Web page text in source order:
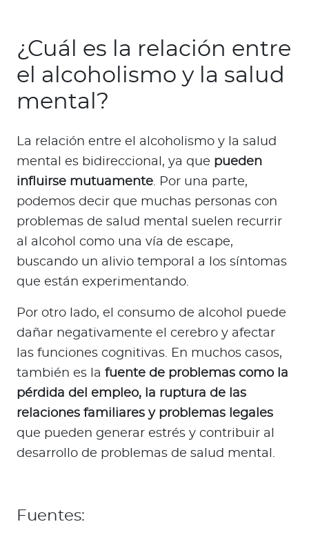
¿Cuál es la relación entre
el alcoholismo y la salud
mental?
La relación entre el alcoholismo y la salud
mental es bidireccional, ya que pueden
influirse mutuamente. Por una parte,
podemos decir que muchas personas con
problemas de salud mental suelen recurrir
al alcohol como una vía de escape,
buscando un alivio temporal a los síntomas
que están experimentando.
Por otro lado, el consumo de alcohol puede
dañar negativamente el cerebro y afectar
las funciones cognitivas. En muchos casos,
también es la fuente de problemas como la
pérdida del empleo, la ruptura de las
relaciones familiares y problemas legales
que pueden generar estrés y contribuir al
desarrollo de problemas de salud mental.
Fuentes: